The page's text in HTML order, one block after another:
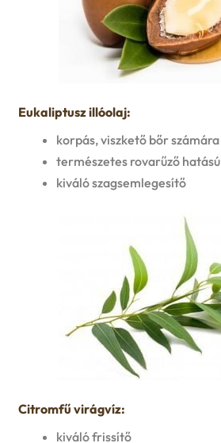
Eukaliptusz illóolaj:
korpás, viszkető bőr
természetes rovarűző hatású
kiváló szagsemlegesítő
Citromfű virágvíz:
kiváló frissítő